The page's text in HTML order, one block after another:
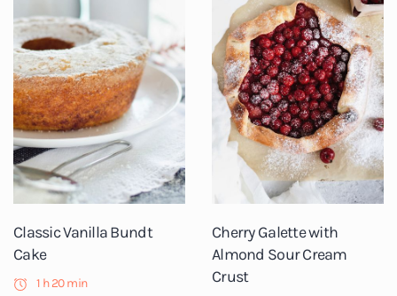
Classic Vanilla Bundt
Cake
1 h 20 min
Cherry Galette with
Almond Sour Cream
Crust